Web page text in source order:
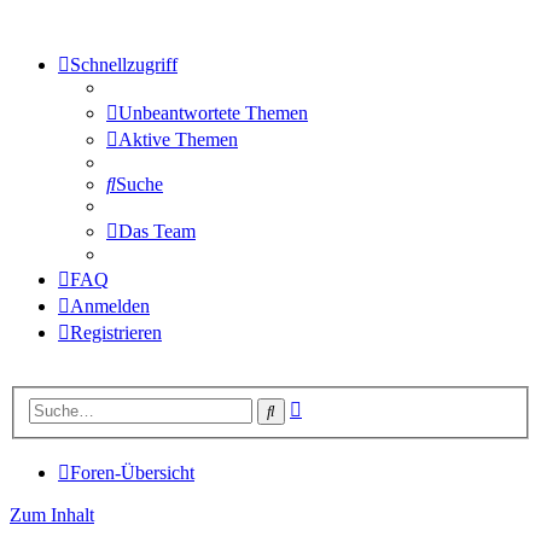
Schnellzugriff
Unbeantwortete Themen
Aktive Themen
Suche
Das Team
FAQ
Anmelden
Registrieren
Suche
Foren-Übersicht
Zum Inhalt